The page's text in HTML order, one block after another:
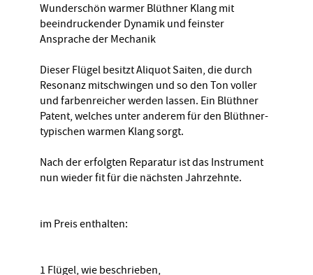
Wunderschön warmer Blüthner Klang mit
beeindruckender Dynamik und feinster
Ansprache der Mechanik
Dieser Flügel besitzt Aliquot Saiten, die durch
Resonanz mitschwingen und so den Ton voller
und farbenreicher werden lassen. Ein Blüthner
Patent, welches unter anderem für den Blüthner-
typischen warmen Klang sorgt.
Nach der erfolgten Reparatur ist das Instrument
nun wieder fit für die nächsten Jahrzehnte.
im Preis enthalten:
1 Flügel, wie beschrieben,